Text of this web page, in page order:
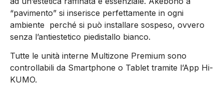
“pavimento” si inserisce perfettamente in ogni
ambiente perché si può installare sospeso, ovvero
senza l’antiestetico piedistallo bianco.
Tutte le unità interne Multizone Premium sono
controllabili da Smartphone o Tablet tramite l’App Hi-
KUMO.